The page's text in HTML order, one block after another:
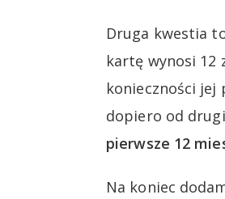
Druga kwestia
kartę wynosi 12
konieczności jej
dopiero od
pierwsze 12
Na koniec